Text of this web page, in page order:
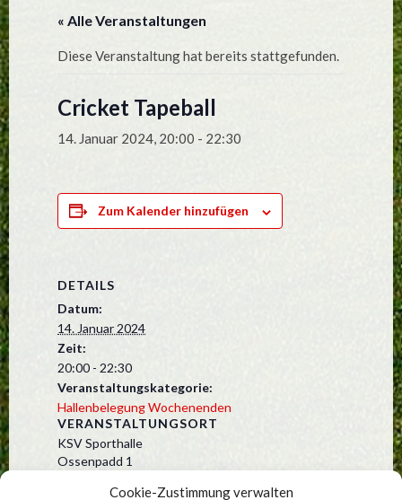
Cookie-Zustimmung verwalten
« Alle Veranstaltungen
Diese Veranstaltung hat bereits stattgefunden.
Cricket Tapeball
14. Januar 2024, 20:00 - 22:30
Zum Kalender hinzufügen
DETAILS
Datum:
14. Januar 2024
Zeit:
20:00 - 22:30
Veranstaltungskategorie:
Hallenbelegung Wochenenden
VERANSTALTUNGSORT
KSV Sporthalle
Ossenpadd 1
Kummerfeld
25495 Deutschland